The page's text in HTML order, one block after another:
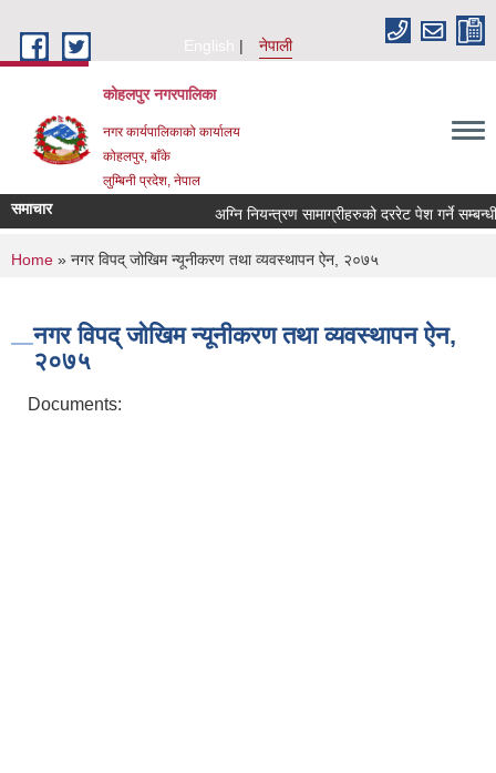
English
नेपाली
कोहलपुर नगरपालिका
नगर कार्यपालिकाको कार्यालय
कोहलपुर, बाँके
लुम्बिनी प्रदेश, नेपाल
समाचार
You are here
Home » नगर विपद् जोखिम न्यूनीकरण तथा व्यवस्थापन ऐन, २०७५
नगर विपद् जोखिम न्यूनीकरण तथा व्यवस्थापन ऐन,
२०७५
Documents: